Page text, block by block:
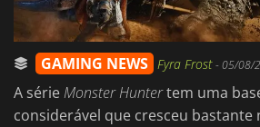
GAMING NEWS Fyra Frost-05/08/
A sérieMonster Huntertem uma
considerável que cresceu bastante